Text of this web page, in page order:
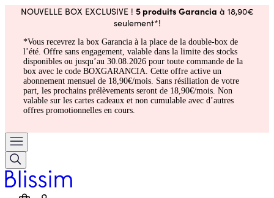
NOUVELLE BOX EXCLUSIVE ! 5 produits Garancia à 18,90€
seulement*!
*Vous recevrez la box Garancia à la place de la double-box de
l’été. Offre sans engagement, valable dans la limite des stocks
disponibles ou jusqu’au 30.08.2026 pour toute commande de la
box avec le code BOXGARANCIA. Cette offre active un
abonnement mensuel de 18,90€/mois. Sans résiliation de votre
part, les prochains prélèvements seront de 18,90€/mois. Non
valable sur les cartes cadeaux et non cumulable avec d’autres
offres promotionnelles en cours.